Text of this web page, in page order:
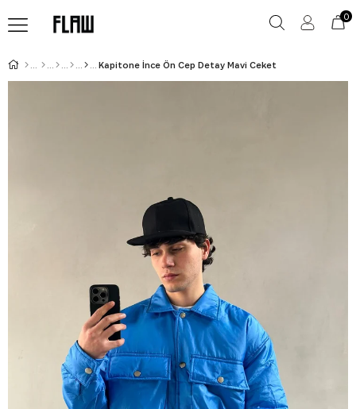
0
Kapitone İnce Ön Cep Detay Mavi Ceket